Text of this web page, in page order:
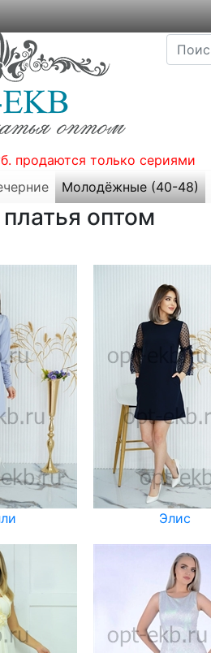
продаются только сериями
Молодёжные (40-48)
оптом
Элис